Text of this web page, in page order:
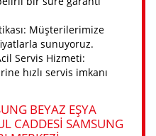
Müşterilerimize
sunuyoruz.
Servis Hizmeti:
hızlı servis imkanı
BEYAZ EŞYA
CADDESI SAMSUNG